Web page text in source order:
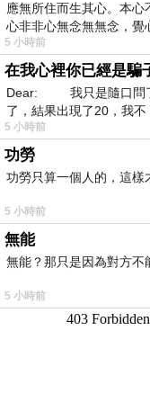
應無所住而生其心。本
心非非心無念無無念，覺
5 小時前
在我心裡你已經是騙
Dear: 我只是隨口問了
了，結果出現了20，我
5 小時前
功勞
功勞只算一個人的，這樣
5 小時前
無能
無能？那只是因為對方不
5 小時前